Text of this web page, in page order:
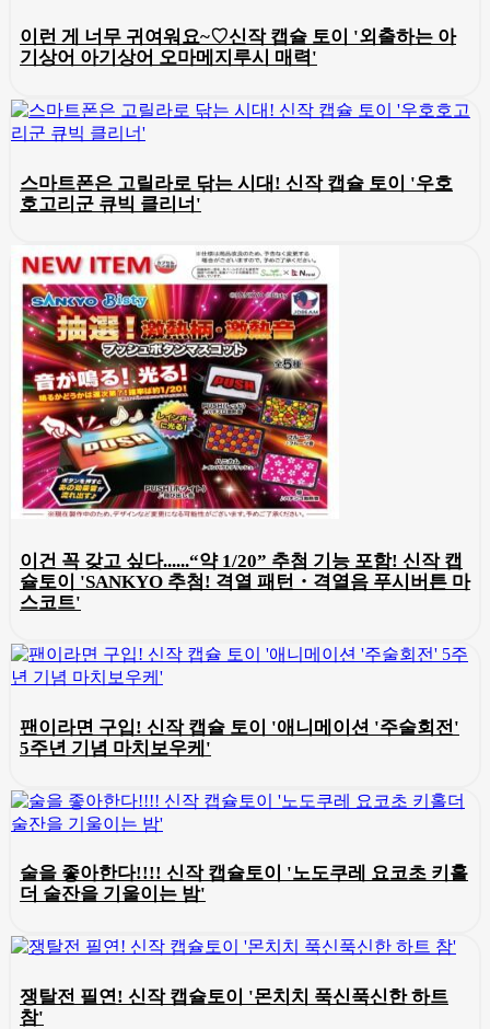
이런 게 너무 귀여워요~♡신작 캡슐 토이 '외출하는 아
기상어 아기상어 오마메지루시 매력'
스마트폰은 고릴라로 닦는 시대! 신작 캡슐 토이 '우호
호고리군 큐빅 클리너'
이건 꼭 갖고 싶다......“약 1/20” 추첨 기능 포함! 신작 캡
슐토이 'SANKYO 추첨! 격열 패턴・격열음 푸시버튼 마
스코트'
팬이라면 구입! 신작 캡슐 토이 '애니메이션 '주술회전'
5주년 기념 마치보우케'
술을 좋아한다!!!! 신작 캡슐토이 '노도쿠레 요코초 키홀
더 술잔을 기울이는 밤'
쟁탈전 필연! 신작 캡슐토이 '몬치치 푹신푹신한 하트
참'